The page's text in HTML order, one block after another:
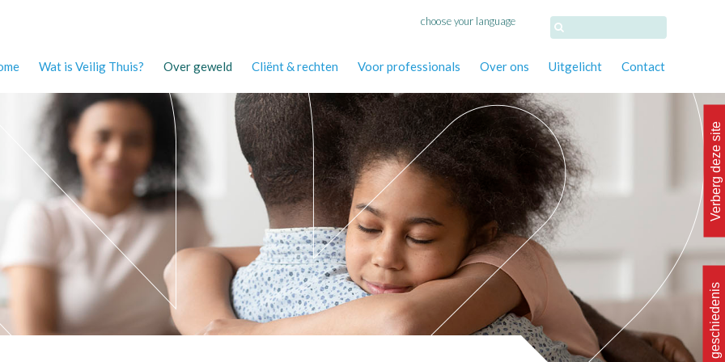
Wat is Veilig Thuis? Over geweld Cliënt & rechten Voor professionals Over ons Uitgelicht Contact
choose your language
Verberg deze site
Wis geschiedenis